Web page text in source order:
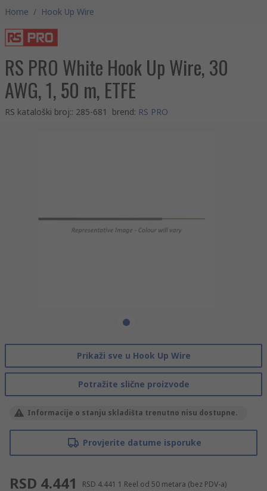
Home / Hook Up Wire
RS PRO White Hook Up Wire, 30
AWG, 1, 50 m, ETFE
RS kataloški broj:: 285-681 brend: RS PRO
Prikaži sve u Hook Up Wire
Potražite slične proizvode
Informacije o stanju skladišta trenutno nisu dostupne.
Provjerite datume isporuke
RSD 4.441 RSD 4.441 1 Reel od 50 metara (bez PDV-a)